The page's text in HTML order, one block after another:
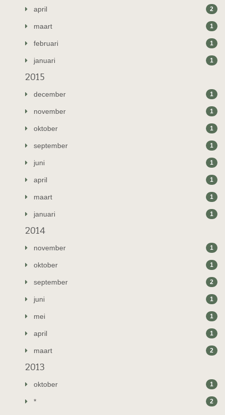
april 2
maart 1
februari 1
januari 1
2015
december 1
november 1
oktober 1
september 1
juni 1
april 1
maart 1
januari 1
2014
november 1
oktober 1
september 2
juni 1
mei 1
april 1
maart 2
2013
oktober 1
* 2